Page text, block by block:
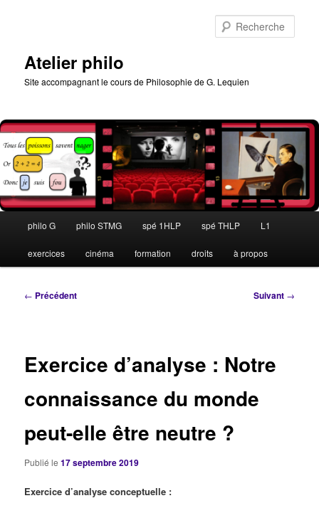
Atelier philo
Site accompagnant le cours de Philosophie de G. Lequien
principal
philo G philo STMG spé 1HLP spé THLP L1
exercices cinéma formation droits à propos
Navigation
← Précédent Suivant →
Exercice d’analyse : Notre
connaissance du monde
peut-elle être neutre ?
Publié le17 septembre 2019
Exercice d’analyse conceptuelle :